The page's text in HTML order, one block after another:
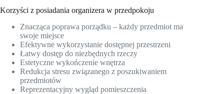
Korzyści z posiadania organizera w przedpokoju
Znacząca poprawa porządku – każdy przedmiot ma
swoje miejsce
Efektywne wykorzystanie dostępnej przestrzeni
Łatwy dostęp do niezbędnych rzeczy
Estetyczne wykończenie wnętrza
Redukcja stresu związanego z poszukiwaniem
przedmiotów
Reprezentacyjny wygląd pomieszczenia